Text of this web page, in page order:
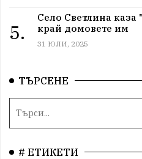
5.
Село Светлина
край домовете им
31 ЮЛИ, 2025
ТЪРСЕНЕ
# ЕТИКЕТИ